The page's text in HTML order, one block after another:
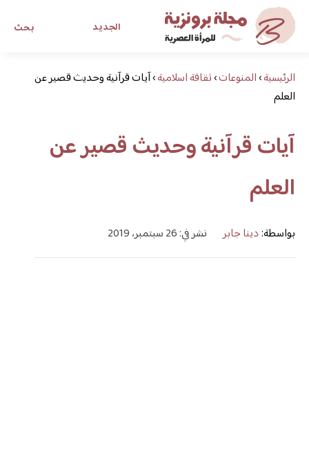
بحث الجديد
مجلة برونزية للفتاة العصريةالرئيسية›المنوعات›ثقافة اسلامية›آيات قرآنية وحديث قصير عن
العلم
آيات قرآنية وحديث قصير عن
العلم
بواسطة:دينا جابر نشر في: 26 سبتمبر، 2019